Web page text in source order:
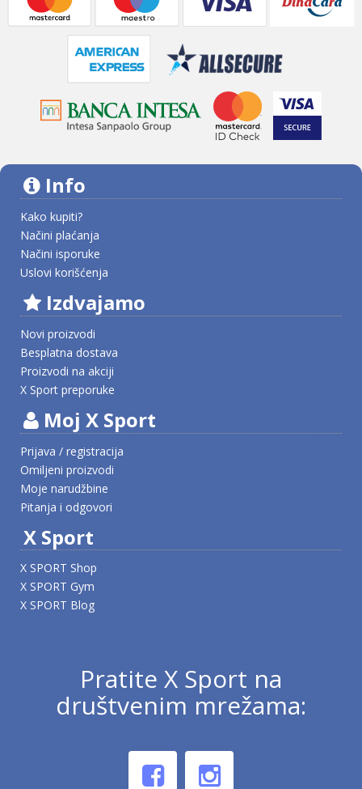
Info
Kako kupiti?
Načini plaćanja
Načini isporuke
Uslovi korišćenja
Izdvajamo
Novi proizvodi
Besplatna dostava
Proizvodi na akciji
X Sport preporuke
Moj X Sport
Prijava / registracija
Omiljeni proizvodi
Moje narudžbine
Pitanja i odgovori
X Sport
X SPORT Shop
X SPORT Gym
X SPORT Blog
Pratite X Sport na
društvenim mrežama: